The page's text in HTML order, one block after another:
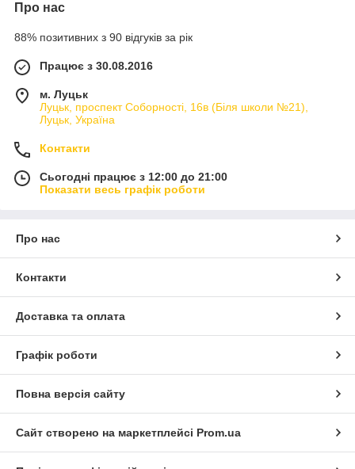
Про нас
88% позитивних з 90 відгуків за рік
Працює з 30.08.2016
м. Луцьк
Луцьк, проспект Соборності, 16в (Біля школи №21),
Луцьк, Україна
Контакти
Сьогодні працює з 12:00 до 21:00
Показати весь графік роботи
Про нас
Контакти
Доставка та оплата
Графік роботи
Повна версія сайту
Сайт створено на маркетплейсі Prom.ua